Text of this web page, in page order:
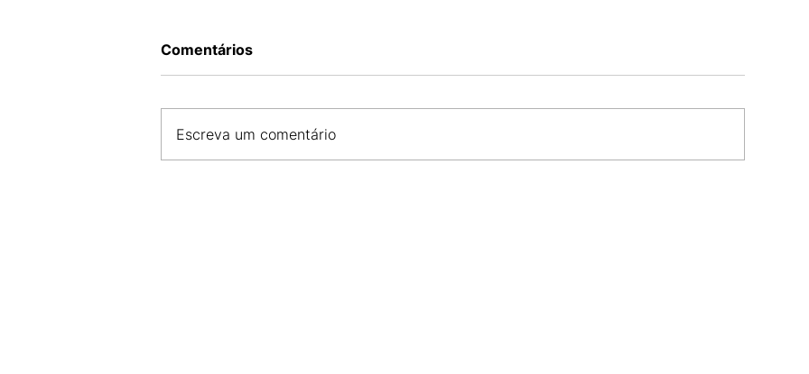
Comentários
Escreva um comentário